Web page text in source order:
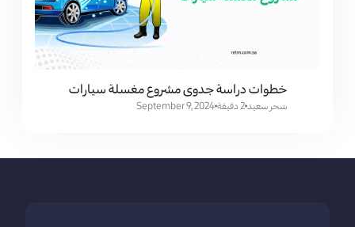
خطوات دراسة جدوى مشروع مغسلة سيارات
سَحر سعيد 2 دقيقة September 9, 2024